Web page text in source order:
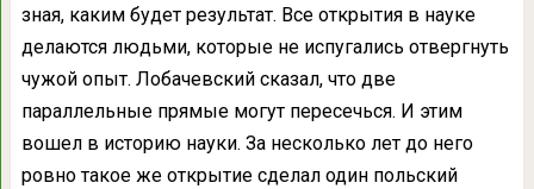
зная, каким будет результат. Все открытия в науке
делаются людьми, которые не испугались отвергнуть
чужой опыт. Лобачевский сказал, что две
параллельные прямые могут пересечься. И этим
вошел в историю науки. За несколько лет до него
ровно такое же открытие сделал один польский